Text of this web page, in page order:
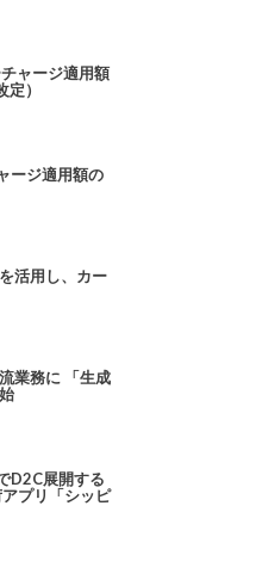
ャージ適用額
）
ージ適用額の
活用し、カー
業務に 「生成
D2C展開する
プリ「シッピ